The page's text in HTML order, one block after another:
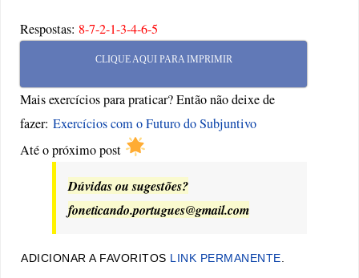
Respostas: 8-7-2-1-3-4-6-5
CLIQUE AQUI PARA IMPRIMIR
Mais exercícios para praticar? Então não deixe de
fazer:Exercícios com o Futuro do Subjuntivo
Até o próximo post
Dúvidas ou sugestões?
foneticando.portugues@gmail.com
ADICIONAR A FAVORITOS LINK PERMANENTE